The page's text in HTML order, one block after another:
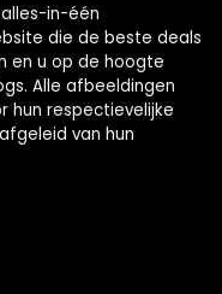
in-één
die de beste deals
en u op de hoogte
Alle afbeeldingen
hun respectievelijke
van hun